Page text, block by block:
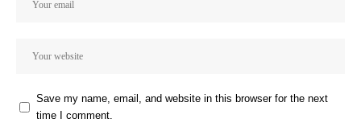
Save my name, email, and website in this browser for the next
time I comment.